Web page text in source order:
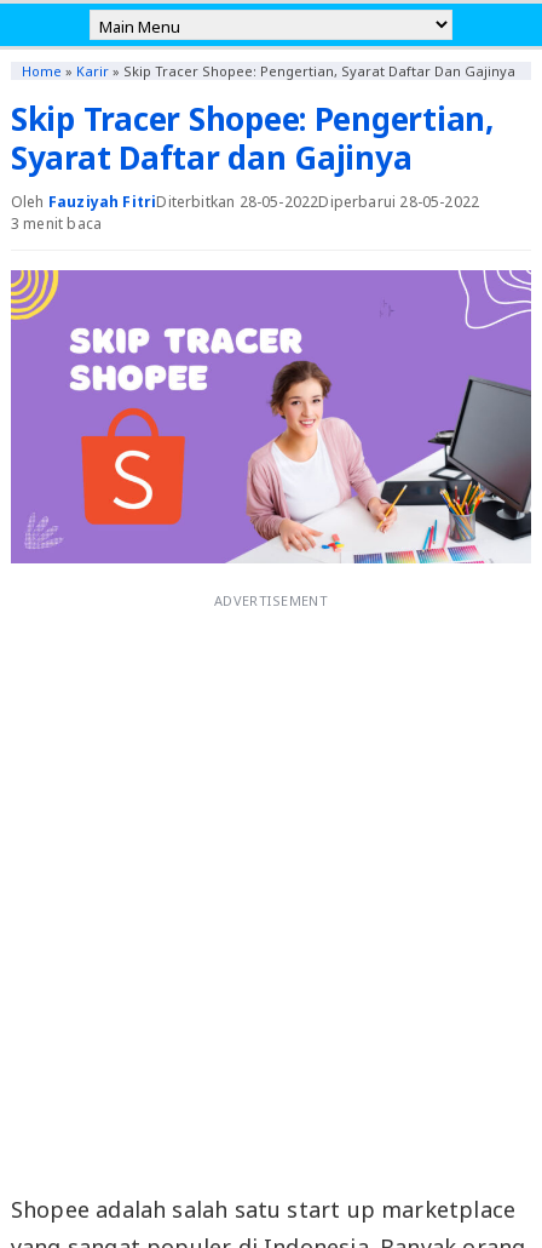
Home » Karir» Skip Tracer Shopee: Pengertian, Syarat Daftar Dan Gajinya
Skip Tracer Shopee: Pengertian,
Syarat Daftar dan Gajinya
Oleh Fauziyah FitriDiterbitkan 28-05-2022Diperbarui 28-05-2022
3 menit baca
ADVERTISEMENT
Shopee adalah salah satu start up marketplace